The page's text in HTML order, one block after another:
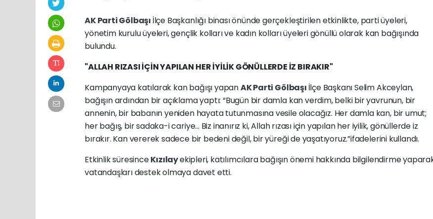
AK PartiGölbaşı İlçe Başkanlığı binası önünde gerçekleştirilen etkinlikte, parti üyeleri,
yönetim kurulu üyeleri, gençlik kolları ve kadın kolları üyeleri gönüllü olarak kan bağışında
bulundu.
"ALLAH RIZASI İÇİN YAPILAN HER İYİLİK GÖNÜLLERDE İZ BIRAKIR"
Kampanyaya katılarak kan bağışı yapanAK Parti Gölbaşı İlçe Başkanı Selim Akceylan,
bağışın ardından bir açıklama yaptı: “Bugün bir damla kan verdim, belki bir yavrunun, bir
annenin, bir babanın yeniden hayata tutunmasına vesile olacağız. Her damla kan, bir umut;
her bağış, bir sadaka-i cariye... Biz inanırız ki, Allah rızası için yapılan her iyilik, gönüllerde iz
bırakır. Kan vererek sadece bir bedeni değil, bir yüreği de yaşatıyoruz.”ifadelerini kullandı.
Etkinlik süresinceKızılayekipleri, katılımcılara bağışın önemi hakkında bilgilendirme
vatandaşları destek olmaya davet etti.